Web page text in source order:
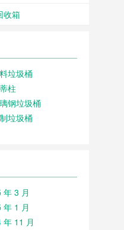
收箱
垃圾桶
柱
钢垃圾桶
垃圾桶
年 3 月
年 1 月
年 11 月